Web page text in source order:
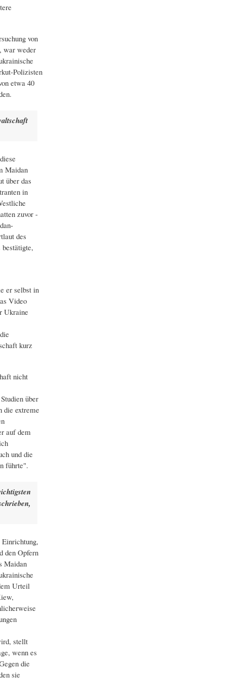
von
war weder
Polizisten
etwa 40
Maidan
über das
in
zuvor -
des
er selbst in
Video
Ukraine
kurz
nicht
über
die extreme
auf dem
und die
führte".
den Opfern
Maidan
Urteil
stellt
wenn es
die
sie